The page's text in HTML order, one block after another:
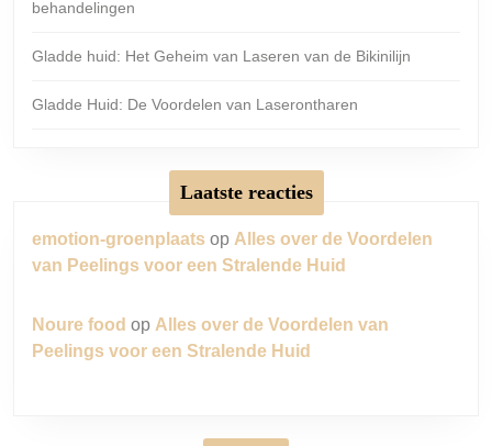
behandelingen
Gladde huid: Het Geheim van Laseren van de Bikinilijn
Gladde Huid: De Voordelen van Laserontharen
Laatste reacties
emotion-groenplaats op Alles over de Voordelen
van Peelings voor een Stralende Huid
Noure food op Alles over de Voordelen van
Peelings voor een Stralende Huid